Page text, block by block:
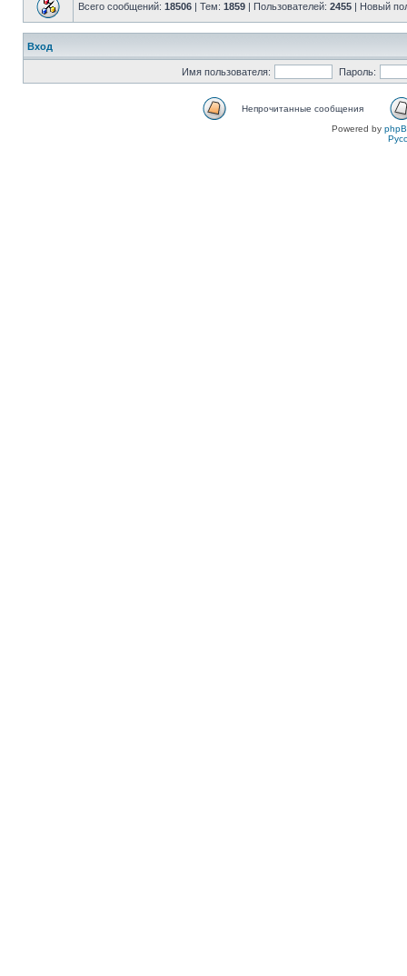
Всего сообщений: 18506 | Тем: 1859 | Пользователей: 2455 | Новый
Вход
Имя пользователя: Пароль:
Непрочитанные сообщения
Powered by